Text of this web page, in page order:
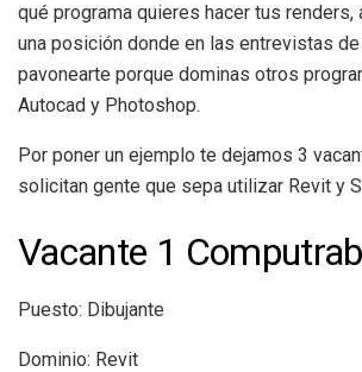
qué programa quieres hacer tus renders,
una posición donde en las entrevistas
pavonearte porque dominas otros
Autocad y Photoshop.
Por poner un ejemplo te dejamos 3
solicitan gente que sepa utilizar Revit y
Vacante 1
Puesto: Dibujante
Dominio: Revit